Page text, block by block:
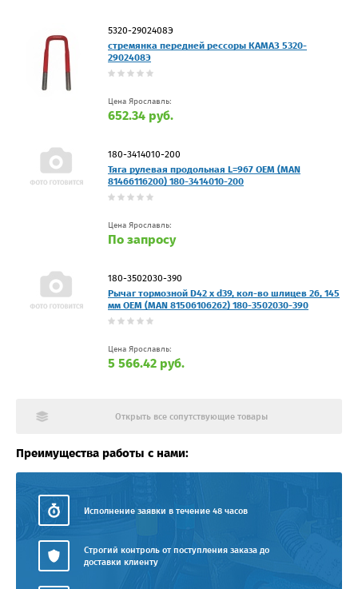
5320-2902408Э
стремянка передней рессоры КАМАЗ 5320-
2902408Э
Цена Ярославль:
652.34 руб.
180-3414010-200
Тяга рулевая продольная L=967 OEM (MAN
81466116200) 180-3414010-200
Цена Ярославль:
По запросу
180-3502030-390
Рычаг тормозной D42 x d39, кол-во шлицев 26, 145
мм OEM (MAN 81506106262) 180-3502030-390
Цена Ярославль:
5 566.42 руб.
Открыть все сопутствующие товары
Преимущества работы с нами:
Исполнение заявки в течение 48 часов
Строгий контроль от поступления заказа до
доставки клиенту